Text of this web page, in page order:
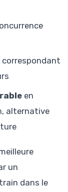
correspondant
en
alternative
un
dans le